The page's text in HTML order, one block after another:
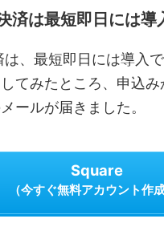
済は最短即日には導
は、最短即日には導入
てみたところ、申込
ールが届きました。
Square
（今すぐ無料アカウント作成